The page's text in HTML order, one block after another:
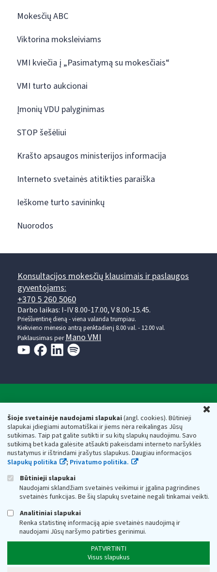
Šioje svetainėje naudojami slapukai(angl. cookies). Būtinieji
slapukai įdiegiami automatiškai ir jiems nėra reikalingas Jūsų
sutikimas. Taip pat galite sutikti ir su kitų slapukų naudojimu. Savo
sutikimą bet kada galėsite atšaukti pakeisdami interneto naršyklės
nustatymus ir ištrindami įrašytus slapukus. Daugiau informacijos
Slapukų politika
; Privatumo politika.
Būtinieji slapukai
Naudojami sklandžiam svetainės veikimui ir įgalina pagrindines
svetainės funkcijas. Be šių slapukų svetainė negali tinkamai veikti.
Analitiniai slapukai
Renka statistinę informaciją apie svetainės naudojimą ir
naudojami Jūsų naršymo patirties gerinimui.
PATVIRTINTI
Visus slapukus
Mokesčių ABC
Viktorina moksleiviams
VMI kviečia į „Pasimatymą su mokesčiais“
VMI turto aukcionai
Įmonių VDU palyginimas
STOP šešėliui
Krašto apsaugos ministerijos informacija
Interneto svetainės atitikties paraiška
Ieškome turto savininkų
Nuorodos
Konsultacijos mokesčių klausimais ir paslaugos
gyventojams:
+370 5 260 5060
Darbo laikas: I-IV 8.00-17.00, V 8.00-15.45.
Prieššventinę dieną - viena valanda trumpiau.
Kiekvieno mėnesio antrą penktadienį 8.00 val. - 12.00 val.
Paklausimas per Mano VMI
Respublikos finansų ministerijos
Biudžetinė įstaiga. Juridinio asmens kodas — 188659752,
adresas: Vasario 16-osios g. 14, 01107 Vilnius, Lietuva, el.paštas:
vmi@vmi.lt, E. pristatymo dėžutės adresas 188659752
Duomenys apie Valstybinę mokesčių inspekciją prie Lietuvos
Respublikos finansų ministerijos kaupiami ir saugomi Juridinių